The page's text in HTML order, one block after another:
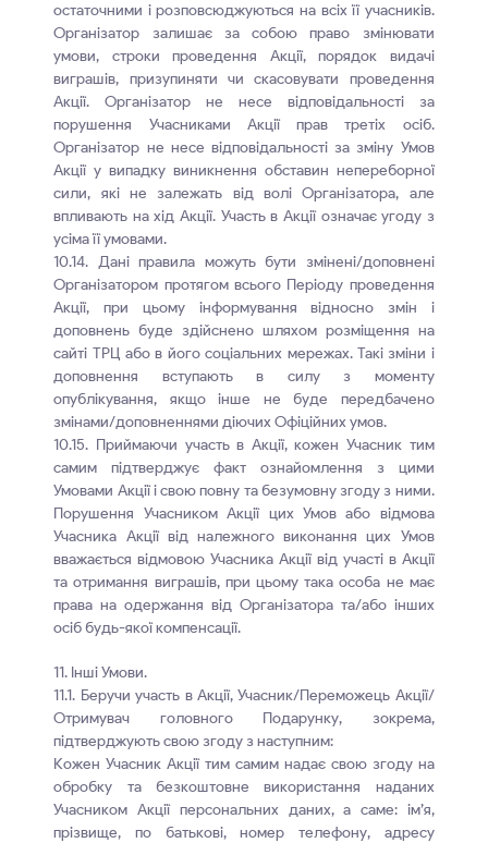
остаточними і розповсюджуються на всіх її учасників.
Організатор залишає за собою право змінювати
умови, строки проведення Акції, порядок видачі
виграшів, призупиняти чи скасовувати проведення
Акції. Організатор не несе відповідальності за
порушення Учасниками Акції прав третіх осіб.
Організатор не несе відповідальності за зміну Умов
Акції у випадку виникнення обставин непереборної
сили, які не залежать від волі Організатора, але
впливають на хід Акції. Участь в Акції означає угоду з
усіма її умовами.
10.14. Дані правила можуть бути змінені/доповнені
Організатором протягом всього Періоду проведення
Акції, при цьому інформування відносно змін і
доповнень буде здійснено шляхом розміщення на
сайті ТРЦ або в його соціальних мережах. Такі зміни і
доповнення вступають в силу з моменту
опублікування, якщо інше не буде передбачено
змінами/доповненнями діючих Офіційних умов.
10.15. Приймаючи участь в Акції, кожен Учасник тим
самим підтверджує факт ознайомлення з цими
Умовами Акції і свою повну та безумовну згоду з ними.
Порушення Учасником Акції цих Умов або відмова
Учасника Акції від належного виконання цих Умов
вважається відмовою Учасника Акції від участі в Акції
та отримання виграшів, при цьому така особа не має
права на одержання від Організатора та/або інших
осіб будь-якої компенсації.
11. Інші Умови.
11.1. Беручи участь в Акції, Учасник/Переможець Акції/
Отримувач головного Подарунку, зокрема,
підтверджують свою згоду з наступним:
Кожен Учасник Акції тим самим надає свою згоду на
обробку та безкоштовне використання наданих
Учасником Акції персональних даних, а саме: ім’я,
прізвище, по батькові, номер телефону, адресу